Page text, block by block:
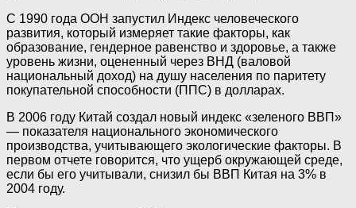
С 1990 года ООН запустил Индекс человеческого
развития, который измеряет такие факторы, как
образование, гендерное равенство и здоровье, а также
уровень жизни, оцененный через ВНД (валовой
национальный доход) на душу населения по паритету
покупательной способности (ППС) в долларах.
В 2006 году Китай создал новый индекс «зеленого ВВП»
— показателя национального экономического
производства, учитывающего экологические факторы. В
первом отчете говорится, что ущерб окружающей среде,
если бы его учитывали, снизил бы ВВП Китая на 3% в
2004 году.